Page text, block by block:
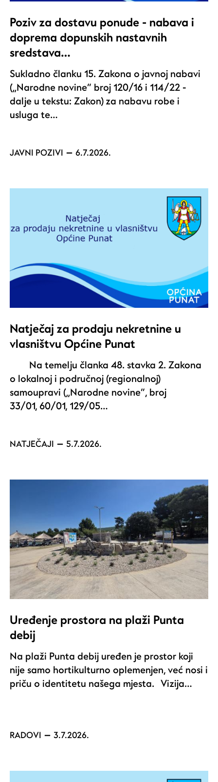
Poziv za dostavu ponude - nabava i
doprema dopunskih nastavnih
sredstava…
Sukladno članku 15. Zakona o javnoj nabavi
(„Narodne novine“ broj 120/16 i 114/22 -
dalje u tekstu: Zakon) za nabavu robe i
usluga te…
JAVNI POZIVI 6.7.2026.
Natječaj za prodaju nekretnine u
vlasništvu Općine Punat
Na temelju članka 48. stavka 2. Zakona
o lokalnoj i područnoj (regionalnoj)
samoupravi („Narodne novine“, broj
33/01, 60/01, 129/05…
NATJEČAJI 5.7.2026.
Uređenje prostora na plaži Punta
debij
Na plaži Punta debij uređen je prostor koji
nije samo hortikulturno oplemenjen, već nosi i
priču o identitetu našega mjesta. Vizija…
RADOVI 3.7.2026.